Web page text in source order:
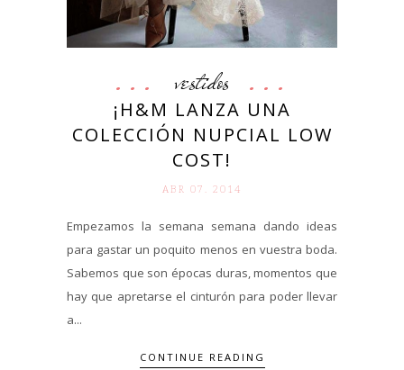
vestidos
¡H&M LANZA UNA
COLECCIÓN NUPCIAL LOW
COST!
ABR 07. 2014
Empezamos la semana semana dando ideas
para gastar un poquito menos en vuestra boda.
Sabemos que son épocas duras, momentos que
hay que apretarse el cinturón para poder llevar
a...
CONTINUE READING